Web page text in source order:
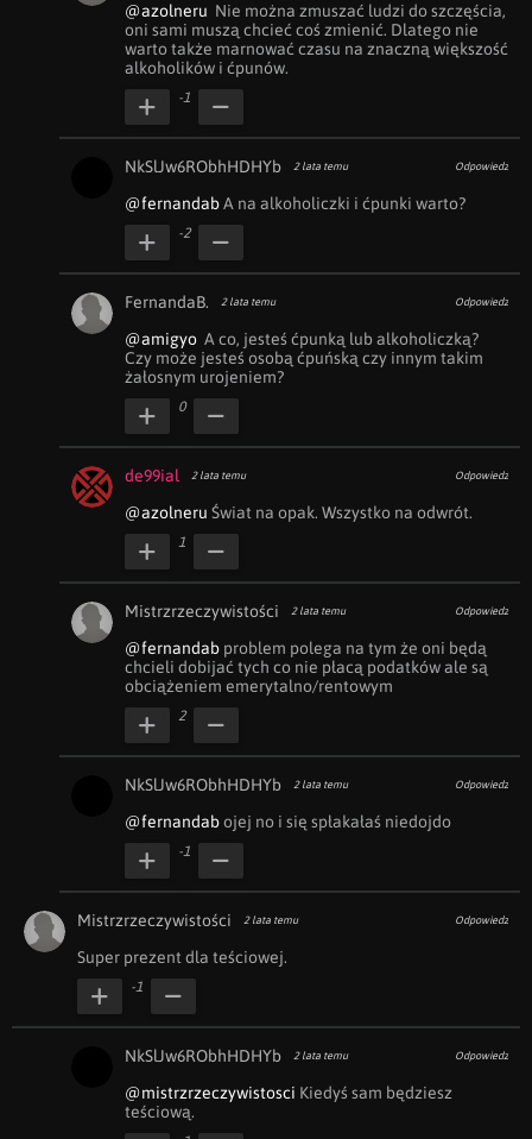
@azolneru
  Nie można zmuszać ludzi do szczęścia,
oni sami muszą chcieć coś zmienić. Dlatego nie
warto także marnować czasu na znaczną większość
alkoholików i ćpunów.
-1
NkSlJw6RObhHDHYb 2 lata temu Odpowiedz
@fernandab A na alkoholiczki i ćpunki warto?
-2
FernandaB. 2 lata temu Odpowiedz
@amigyo
  A co, jesteś ćpunką lub alkoholiczką?
Czy może jesteś osobą ćpuńską czy innym takim
żałosnym urojeniem?
0
de99ial 2 lata temu Odpowiedz
@azolneru Świat na opak. Wszystko na odwrót.
1
Mistrzrzeczywistości 2 lata temu Odpowiedz
@fernandab problem polega na tym że oni będą
chcieli dobijać tych co nie płacą podatków ale są
obciążeniem emerytalno/rentowym
2
NkSlJw6RObhHDHYb 2 lata temu Odpowiedz
@fernandab ojej no i się spłakałaś niedojdo
-1
Mistrzrzeczywistości 2 lata temu Odpowiedz
Super prezent dla teściowej.
-1
NkSlJw6RObhHDHYb 2 lata temu Odpowiedz
@mistrzrzeczywistosci Kiedyś sam będziesz
teściową.